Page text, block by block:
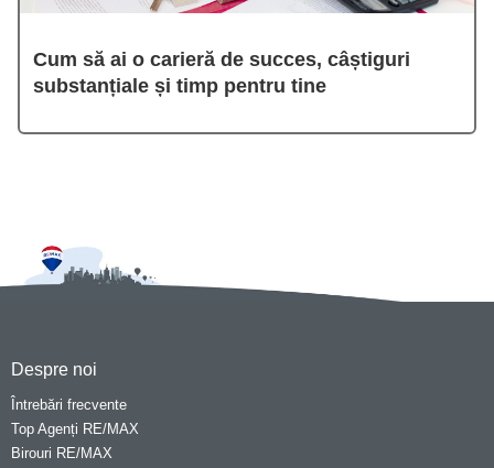
Cum să ai o carieră de succes, câștiguri
substanțiale și timp pentru tine
Despre noi
Întrebări frecvente
Top Agenți RE/MAX
Birouri RE/MAX